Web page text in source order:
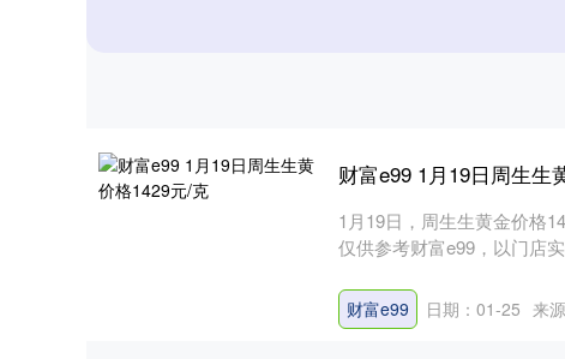
财富e99 1月19日周生生
1月19日，周生生黄金价格
仅供参考财富e99，以门店
财富e99 日期：01-25 来